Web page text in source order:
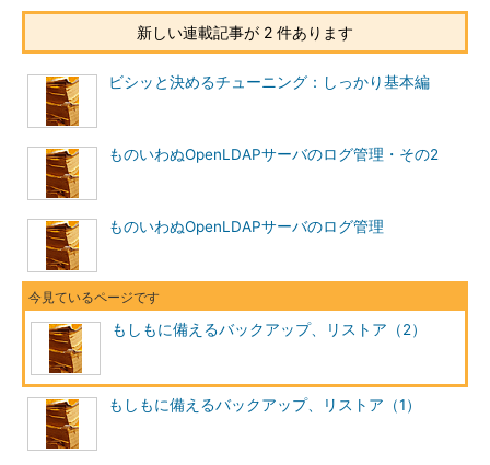
db_archiveによるトランザクションログファイルの確認
次に紹介するコマンドは、db_archiveコマンドです。このコ
マンドは、運用を重ねるたびに出力され続けていくトランザクシ
ョンログファイルを確認し、Berkeley DBが利用していない削除
別し、表示させることができます。
マンド実行時にデータファイルやトランザクションログファイル
をコピーしリカバリ処理までを実行するコマンドとは異なりま
す。管理者が必要なトランザクションログファイルと不必要なも
のとを識別し、別途、バックアップを行うことを主目的としたコ
マンドです。
次のコマンド例では、OpenLDAPへの更新を行い、十分なトラ
ンザクションログが出力された後、db_checkpointコマンドに
「-1」（英字「L」の小文字ではなく数字の「1」）オプションを
指定し、1度だけチェックポイントを実行させています。このよ
新しい連載記事が 2 件あります
ビシッと決めるチューニング：しっかり基本編
ものいわぬOpenLDAPサーバのログ管理・その2
ものいわぬOpenLDAPサーバのログ管理
もしもに備えるバックアップ、リストア（2）
もしもに備えるバックアップ、リストア（1）